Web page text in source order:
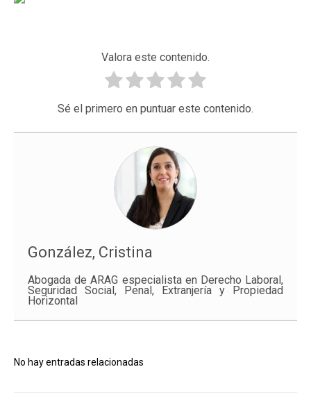
Valora este contenido.
Sé el primero en puntuar este contenido.
González, Cristina
Abogada de ARAG especialista en Derecho Laboral,
Seguridad Social, Penal, Extranjería y Propiedad
Horizontal
No hay entradas relacionadas